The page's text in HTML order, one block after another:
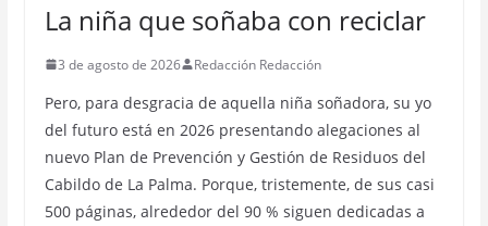
La niña que soñaba con reciclar
3 de agosto de 2026 Redacción Redacción
Pero, para desgracia de aquella niña soñadora, su yo
del futuro está en 2026 presentando alegaciones al
nuevo Plan de Prevención y Gestión de Residuos del
Cabildo de La Palma. Porque, tristemente, de sus casi
500 páginas, alrededor del 90 % siguen dedicadas a